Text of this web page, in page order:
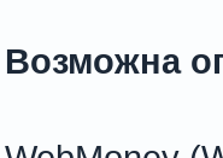
Возможна